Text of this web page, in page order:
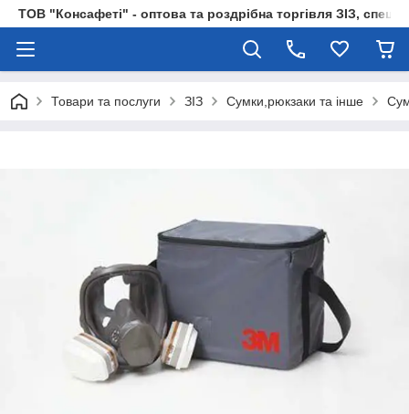
ТОВ "Консафеті" - оптова та роздрібна торгівля ЗІЗ,
Товари та послуги ЗІЗ Сумки,рюкзаки та інше